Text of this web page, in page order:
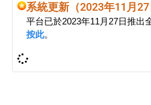
系統更新（2023年11月27
平台已於2023年11月27日推出
按此。